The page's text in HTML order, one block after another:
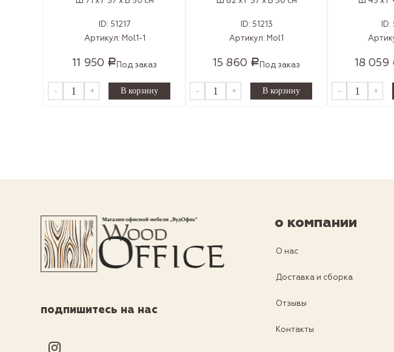
ID: 51217
Артикул: Mol1-1
11 950 Р Под заказ
- +
ID: 51213
Артикул: Mol1
15 860 Р Под заказ
- +
ID:
18 059
- +
подпишитесь на нас
о компании
О нас
Доставка и сборка
Отзывы
Контакты